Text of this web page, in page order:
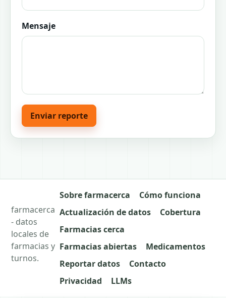
Mensaje
Enviar reporte
farmacerca
- datos
locales de
farmacias y
turnos.
Sobre farmacerca
Cómo funciona
Actualización de datos
Cobertura
Farmacias cerca
Farmacias abiertas
Medicamentos
Reportar datos
Contacto
Privacidad
LLMs